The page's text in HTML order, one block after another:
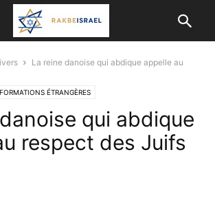
La reine danoise qui abdique appelle au
ÉTRANGÈRES
VALEURS DE L'ETAT JUIFqui abdique
respect des Juifs